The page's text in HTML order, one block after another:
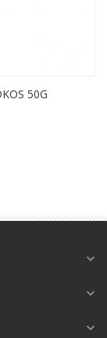
50G
expand_more
expand_more
expand_more